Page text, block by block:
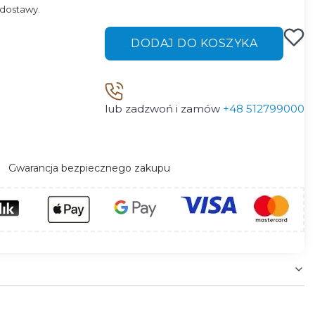
DODAJ DO KOSZYKA
lub zadzwoń i zamów +48 512799000
Gwarancja bezpiecznego zakupu